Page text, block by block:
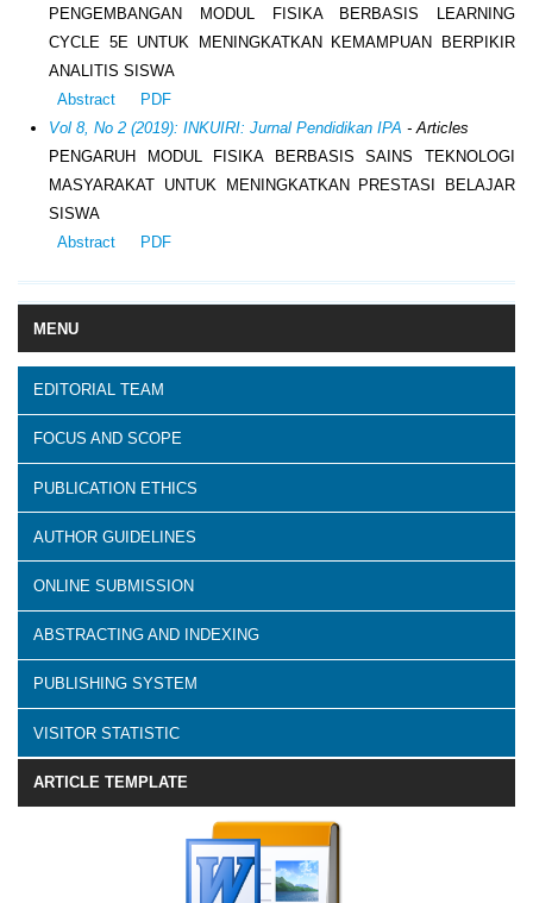
MENU
EDITORIAL TEAM
FOCUS AND SCOPE
PUBLICATION ETHICS
AUTHOR GUIDELINES
ONLINE SUBMISSION
ABSTRACTING AND INDEXING
PUBLISHING SYSTEM
VISITOR STATISTIC
ARTICLE TEMPLATE
PENGEMBANGAN MODUL FISIKA BERBASIS LEARNING
CYCLE 5E UNTUK MENINGKATKAN KEMAMPUAN BERPIKIR
ANALITIS SISWA
Abstract
PDF
Vol 8, No 2 (2019): INKUIRI: Jurnal Pendidikan IPA - Articles
PENGARUH MODUL FISIKA BERBASIS SAINS TEKNOLOGI
MASYARAKAT UNTUK MENINGKATKAN PRESTASI BELAJAR
SISWA
Abstract
PDF